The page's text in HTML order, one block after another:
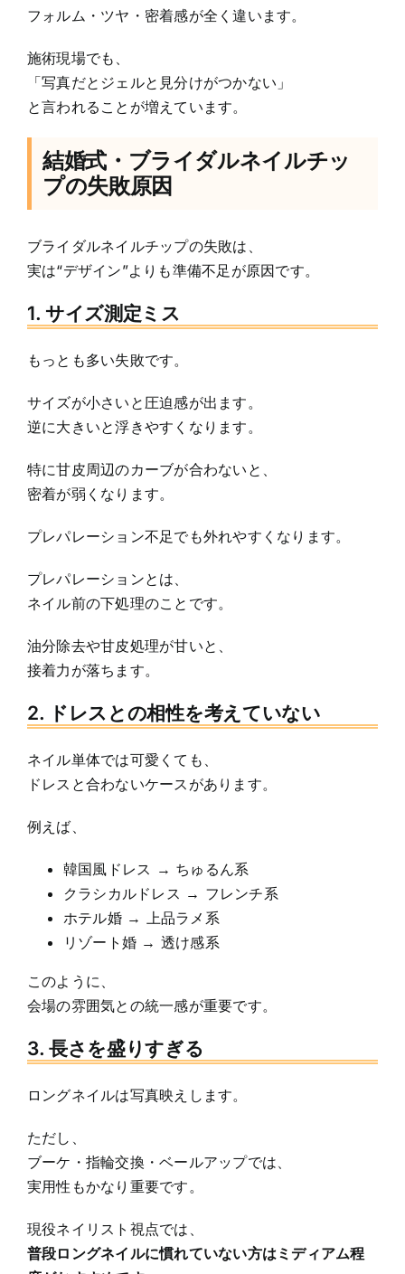
フォルム・ツヤ・密着感が全く違います。
施術現場でも、
「写真だとジェルと見分けがつかない」
と言われることが増えています。
結婚式・ブライダルネイルチッ
プの失敗原因
ブライダルネイルチップの失敗は、
実は“デザイン”よりも準備不足が原因です。
1. サイズ測定ミス
もっとも多い失敗です。
サイズが小さいと圧迫感が出ます。
逆に大きいと浮きやすくなります。
特に甘皮周辺のカーブが合わないと、
密着が弱くなります。
プレパレーション不足でも外れやすくなります。
プレパレーションとは、
ネイル前の下処理のことです。
油分除去や甘皮処理が甘いと、
接着力が落ちます。
2. ドレスとの相性を考えていない
ネイル単体では可愛くても、
ドレスと合わないケースがあります。
例えば、
韓国風ドレス → ちゅるん系
クラシカルドレス → フレンチ系
ホテル婚 → 上品ラメ系
リゾート婚 → 透け感系
このように、
会場の雰囲気との統一感が重要です。
3. 長さを盛りすぎる
ロングネイルは写真映えします。
ただし、
ブーケ・指輪交換・ベールアップでは、
実用性もかなり重要です。
現役ネイリスト視点では、
普段ロングネイルに慣れていない方はミディアム程